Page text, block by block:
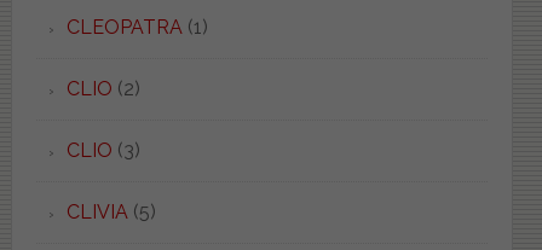
CLEOPATRA(1)
CLIO (2)
CLIO (3)
CLIVIA(5)